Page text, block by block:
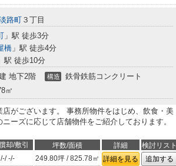
路町 ３丁目
」駅 徒歩3分
橋 」駅 徒歩4分
駅 徒歩10分
地下2階 構造 鉄骨鉄筋コンクリート
㎡
がございます。 事務所物件をはじめ、飲食・美
ーズに応じて店舗物件をご紹介しております。
却/敷引 坪数/面積 詳細
検討リスト
/-/-/- 249.80坪 / 825.78㎡ 詳細を見る 追加する